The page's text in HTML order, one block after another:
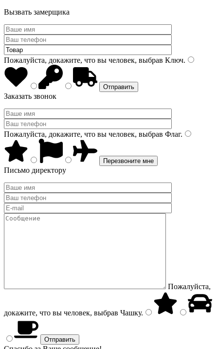
Вызвать замерщика
Пожалуйста, докажите, что вы человек, выбрав Ключ.
Заказать звонок
Пожалуйста, докажите, что вы человек, выбрав Флаг.
Письмо директору
Пожалуйста,
докажите, что вы человек, выбрав Чашку.